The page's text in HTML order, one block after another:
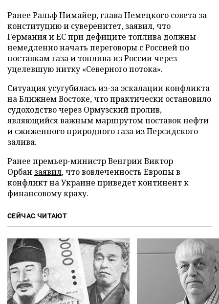
Ранее Ральф Нимайер, глава Немецкого совета за
конституцию и суверенитет, заявил, что
Германия и ЕС при дефиците топлива должны
немедленно начать переговоры с Россией по
поставкам газа и топлива из России через
уцелевшую нитку «Северного потока».
Ситуация усугубилась из-за эскалации конфликта
на Ближнем Востоке, что практически остановило
судоходство через Ормузский пролив,
являющийся важным маршрутом поставок нефти
и сжиженного природного газа из Персидского
залива.
Ранее премьер-министр Венгрии Виктор
Орбан заявил, что вовлеченность Европы в
конфликт на Украине приведет континент к
финансовому краху.
СЕЙЧАС ЧИТАЮТ